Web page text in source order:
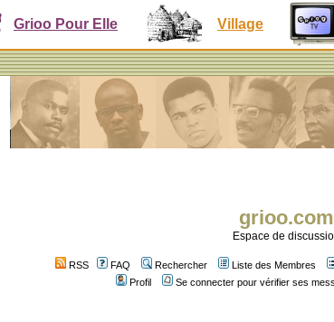
Grioo Pour Elle Village
grioo.com
Espace de
RSS FAQ Rechercher Liste des Membres
Profil
Se connecter pour vérifier ses